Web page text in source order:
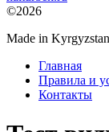
©2026
Made in Kyrgyzstan
Главная
Правила и
Контакты